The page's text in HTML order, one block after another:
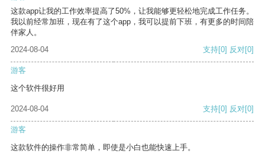
这款app让我的工作效率提高了50%，让我能够更轻松地完成工作任务。
我以前经常加班，现在有了这个app，我可以提前下班，有更多的时间陪
伴家人。
2024-08-04
支持[0] 反对[0]
游客
这个软件很好用
2024-08-04 支持[0] 反对[0]
游客
这款软件的操作非常简单，即使是小白也能快速上手。